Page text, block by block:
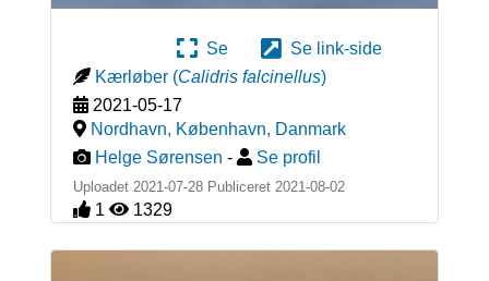
Se
Se link-side
Kærløber (Calidris falcinellus)
2021-05-17
Nordhavn, København, Danmark
Helge Sørensen - Se profil
Uploadet 2021-07-28 Publiceret 2021-08-02
1 1329